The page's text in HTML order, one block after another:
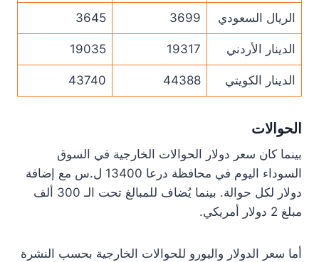
الريال السعودي 3699
3645
الدينار الأردني 19317
19035
الدينار الكويتي 44388
43740
الحوالات
بينما كان سعر دولار الحوالات الخارجية في السوق
السوداء اليوم في محافظة درعا 13400 ل.س مع إضافة
دولار لكل حوالة. بينما يُضاف للمبالغ تحت الـ 300 ألف
مبلغ 2 دولار أمريكي.
أما سعر الدولار واليورو للحوالات الخارجية بحسب النشرة